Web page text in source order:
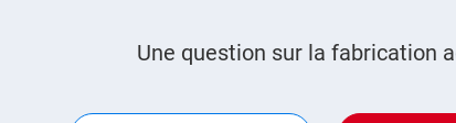
Une question sur la fabrication